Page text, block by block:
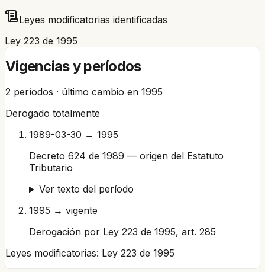
Leyes modificatorias identificadas
Ley 223 de 1995
Vigencias y períodos
2 períodos · último cambio en 1995
Derogado totalmente
1989-03-30 → 1995
Decreto 624 de 1989 — origen del Estatuto
Tributario
Ver texto del período
1995 → vigente
Derogación por Ley 223 de 1995, art. 285
Leyes modificatorias: Ley 223 de 1995